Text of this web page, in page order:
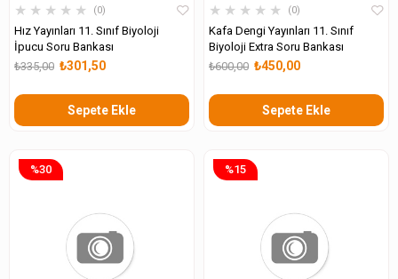
★ ★ ★ ★ ★ 0
Hız Yayınları 11. Sınıf Biyoloji
İpucu Soru Bankası
₺301,50
₺335,00
Sepete Ekle
★ ★ ★ ★ ★ 0
Kafa Dengi Yayınları 11. Sınıf
Biyoloji Extra Soru Bankası
₺450,00
₺600,00
Sepete Ekle
%30 %15